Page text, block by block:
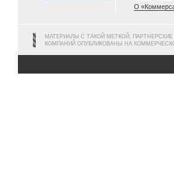
О
МАТЕРИАЛЫ С ТАКОЙ МЕТКОЙ,
КОМПАНИЙ ОПУБЛИКОВАНЫ НА